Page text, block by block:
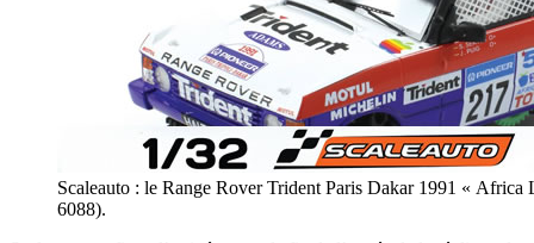
Scaleauto : le Range Rover Trident Paris Dakar 1991 « Africa
6088).